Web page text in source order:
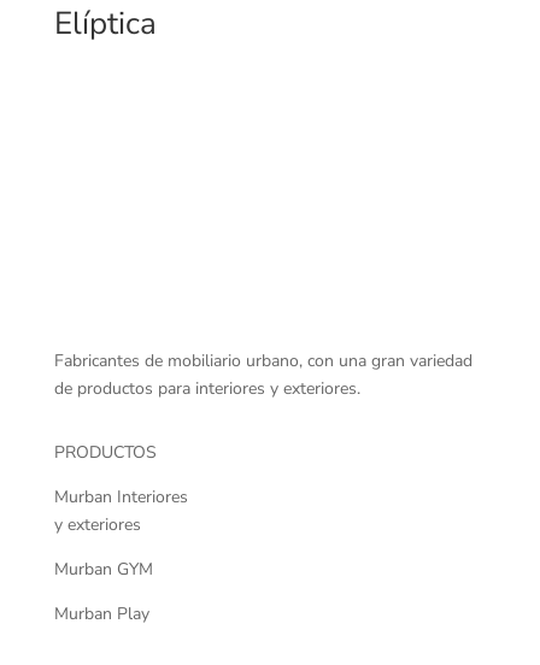
Elíptica
Fabricantes de mobiliario urbano, con una gran variedad
de productos para interiores y exteriores.
PRODUCTOS
Murban Interiores
y exteriores
Murban GYM
Murban Play